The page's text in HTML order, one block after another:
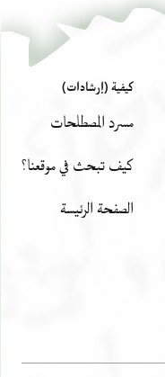
كيفية (إرشادات)
مسرد المصطلحات
كيف تبحث في موقعنا؟
الصفحة الرئيسة